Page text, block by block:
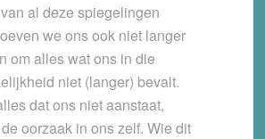
al deze spiegelingen
we ons ook niet langer
om alles wat ons in die
niet (langer) bevalt.
dat ons niet aanstaat,
oorzaak in ons zelf. Wie dit